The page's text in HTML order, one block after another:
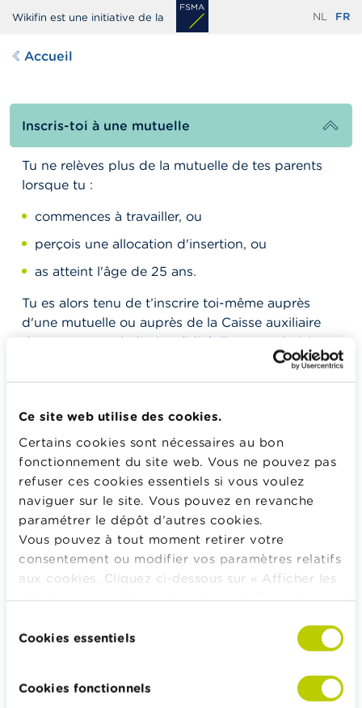
Ce site web utilise des cookies.
Certains cookies sont nécessaires au bon
fonctionnement du site web. Vous ne pouvez pas
refuser ces cookies essentiels si vous voulez
naviguer sur le site. Vous pouvez en revanche
paramétrer le dépôt d’autres cookies.
Vous pouvez à tout moment retirer votre
consentement ou modifier vos paramètres relatifs
aux cookies. Cliquez ci-dessous sur « Afficher les
détails » pour obtenir davantage d'informations.
consultable dans son intégralité
duCookies essentiels
Cookies fonctionnels
Aller
contenu
Wikifin est une initiative de la NL FR
Accueil
Inscris-toi à une mutuelle
Tu ne relèves plus de la mutuelle de tes parents
lorsque tu :
commences à travailler, ou
perçois une allocation d'insertion, ou
as atteint l'âge de 25 ans.
Tu es alors tenu de t’inscrire toi-même auprès
d'une mutuelle ou auprès de la Caisse auxiliaire
d'assurance maladie-invalidité. Tu peux choisir
librement l'organisme auquel tu souhaites t’affilier,
et il est utile decomparer les différentes offres.
Que fait une mutuelle ?
Calculateurs, conseils pratiques, checklists
Budget, payer, emprunter et assurer
Famille
Épargner et investir
Hériter
Pension et préparation de la retraite